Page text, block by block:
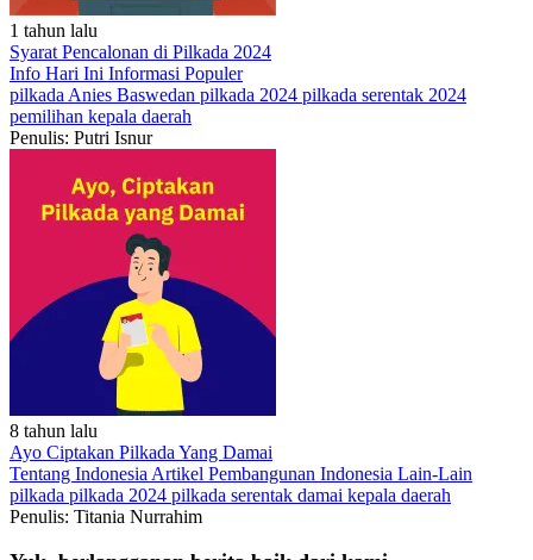
1 tahun lalu
Syarat Pencalonan di Pilkada 2024
Info Hari Ini Informasi Populer
pilkada Anies Baswedan pilkada 2024 pilkada serentak 2024
pemilihan kepala daerah
Penulis: Putri Isnur
8 tahun lalu
Ayo Ciptakan Pilkada Yang Damai
Tentang Indonesia Artikel Pembangunan Indonesia Lain-Lain
pilkada pilkada 2024 pilkada serentak damai kepala daerah
Penulis: Titania Nurrahim